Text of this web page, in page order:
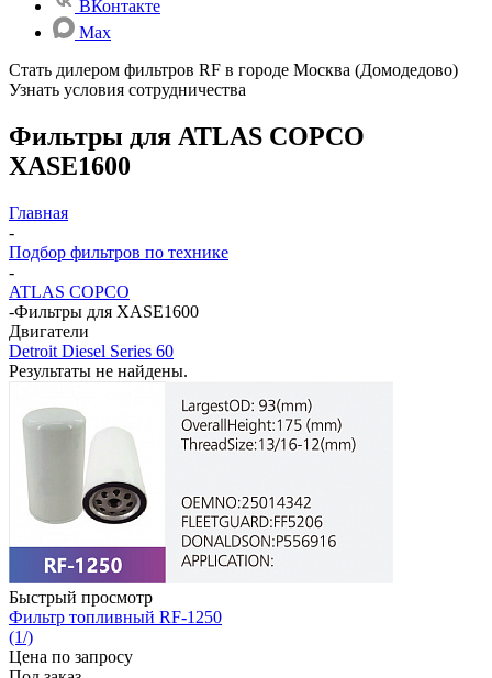
ВКонтакте
Max
Стать дилером фильтров RF в городе Москва (Домодедово)
Узнать условия сотрудничества
Фильтры для ATLAS COPCO
XASE1600
Главная
-
Подбор фильтров по технике
-
ATLAS COPCO
-Фильтры для XASE1600
Двигатели
Detroit Diesel Series 60
Результаты не найдены.
Быстрый просмотр
Фильтр топливный RF-1250
(1/)
Цена по запросу